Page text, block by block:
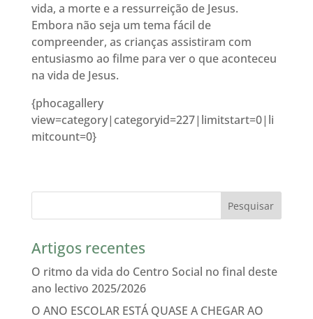
vida, a morte e a ressurreição de Jesus.
Embora não seja um tema fácil de
compreender, as crianças assistiram com
entusiasmo ao filme para ver o que aconteceu
na vida de Jesus.
{phocagallery
view=category|categoryid=227|limitstart=0|li
mitcount=0}
Artigos recentes
O ritmo da vida do Centro Social no final deste
ano lectivo 2025/2026
O ANO ESCOLAR ESTÁ QUASE A CHEGAR AO